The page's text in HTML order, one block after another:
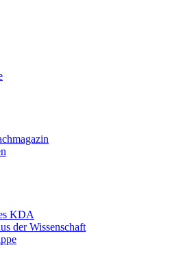
KDA
der Wissenschaft